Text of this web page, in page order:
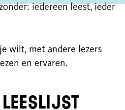
iedereen leest, ieder
wilt, met andere lezers
en ervaren.
leeslijst